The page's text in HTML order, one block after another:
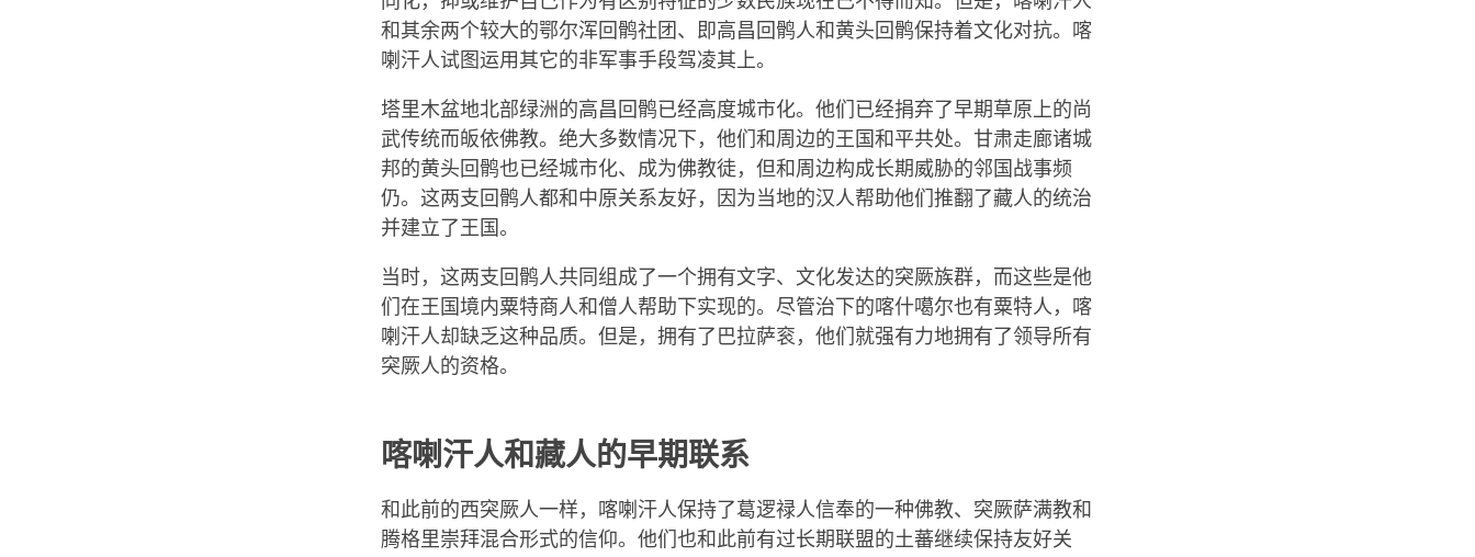
和其余两个较大的鄂尔浑回鹘社团、即高昌回鹘人和黄头回鹘保持着文化对抗。喀
喇汗人试图运用其它的非军事手段驾凌其上。
塔里木盆地北部绿洲的高昌回鹘已经高度城市化。他们已经捐弃了早期草原上的尚
武传统而皈依佛教。绝大多数情况下，他们和周边的王国和平共处。甘肃走廊诸城
邦的黄头回鹘也已经城市化、成为佛教徒，但和周边构成长期威胁的邻国战事频
仍。这两支回鹘人都和中原关系友好，因为当地的汉人帮助他们推翻了藏人的统治
并建立了王国。
当时，这两支回鹘人共同组成了一个拥有文字、文化发达的突厥族群，而这些是他
们在王国境内粟特商人和僧人帮助下实现的。尽管治下的喀什噶尔也有粟特人，喀
喇汗人却缺乏这种品质。但是，拥有了巴拉萨衮，他们就强有力地拥有了领导所有
突厥人的资格。
喀喇汗人和藏人的早期联系
和此前的西突厥人一样，喀喇汗人保持了葛逻禄人信奉的一种佛教、突厥萨满教和
腾格里崇拜混合形式的信仰。他们也和此前有过长期联盟的土蕃继续保持友好关